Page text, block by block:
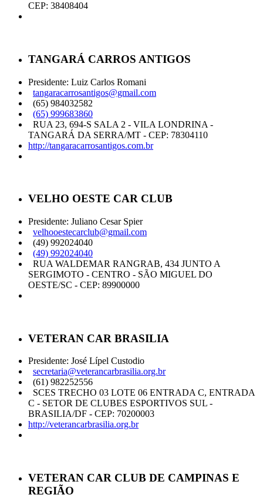
CEP: 38408404
TANGARÁ CARROS ANTIGOS
Presidente: Luiz Carlos Romani
tangaracarrosantigos@gmail.com
(65) 984032582
(65) 999683860
RUA 23, 694-S SALA 2 - VILA LONDRINA -
TANGARÁ DA SERRA/MT - CEP: 78304110
http://tangaracarrosantigos.com.br
VELHO OESTE CAR CLUB
Presidente: Juliano Cesar Spier
velhooestecarclub@gmail.com
(49) 992024040
(49) 992024040
RUA WALDEMAR RANGRAB, 434 JUNTO A
SERGIMOTO - CENTRO - SÃO MIGUEL DO
OESTE/SC - CEP: 89900000
VETERAN CAR BRASILIA
Presidente: José Lípel Custodio
secretaria@veterancarbrasilia.org.br
(61) 982252556
SCES TRECHO 03 LOTE 06 ENTRADA C, ENTRADA
C - SETOR DE CLUBES ESPORTIVOS SUL -
BRASILIA/DF - CEP: 70200003
http://veterancarbrasilia.org.br
VETERAN CAR CLUB DE CAMPINAS E
REGIÃO